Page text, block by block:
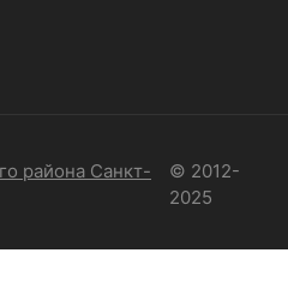
района Санкт-
© 2012-
2025